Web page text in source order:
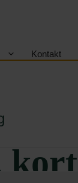
Kontakt